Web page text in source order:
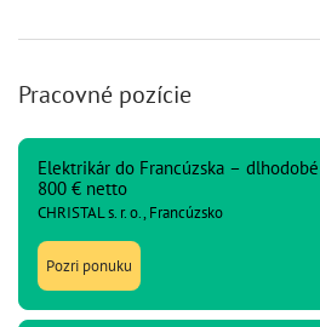
Pracovné pozície
Elektrikár do Francúzska –
800 € netto
CHRISTAL s. r. o., Francúzsko
Pozri ponuku